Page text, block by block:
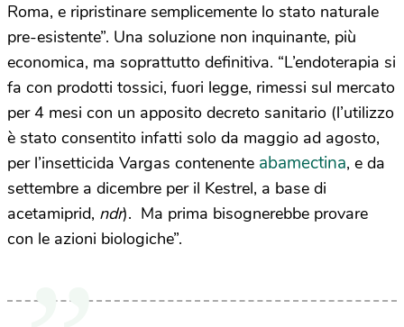
Roma, e ripristinare semplicemente lo stato naturale
pre-esistente”. Una soluzione non inquinante, più
economica, ma soprattutto definitiva. “L’endoterapia si
fa con prodotti tossici, fuori legge, rimessi sul mercato
per 4 mesi con un apposito decreto sanitario (l’utilizzo
è stato consentito infatti solo da maggio ad agosto,
per l’insetticida Vargas contenente abamectina, e da
settembre a dicembre per il Kestrel, a base di
acetamiprid, ndr). Ma prima bisognerebbe provare
con le azioni biologiche”.